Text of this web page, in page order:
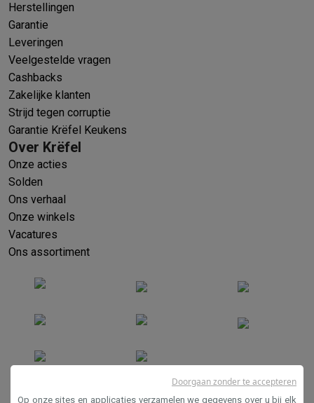
Herstellingen
Garantie
Leveringen
Veelgestelde vragen
Cashbacks
Zakelijke klanten
Strijd tegen corruptie
Garantie Krëfel Keukens
Over Krëfel
Onze acties
Solden
Ons verhaal
Onze winkels
Vacatures
Ons assortiment
Verkoopsvoorwaarden
Op onze sites en applicaties verzamelen we gegevens over u bij elk
Doorgaan zonder te accepteren